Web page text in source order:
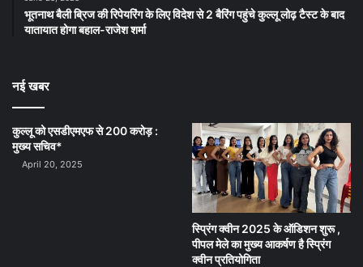
भूतनाथ बैली ब्रिज की रिपेयरिंग के लिए विदेश से 2 बैरिंग पहुंचे कुल्लू लोढ़ टैस्ट के बाद
यातायात होगा बहाल-राजेश शर्मा
नई खबर
कुल्लू को एसडीएमएफ से 200 करोड़ :
मुख्य सचिव*
April 20, 2025
स्प्रिंग क्वीन 2025 के ऑडिशन शुरू ,
पीपल मेले का मुख्य आकर्षण है स्प्रिंग
क्वीन प्रतियोगिता